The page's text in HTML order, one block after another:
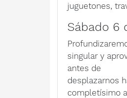
juguetones,
Sábado 6
singular y
antes de
desplazarnos
completísimo